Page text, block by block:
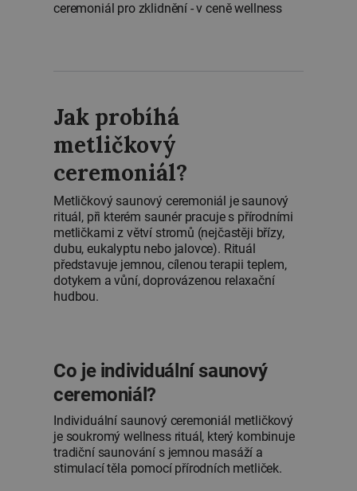
ceremoniál pro zklidnění - v ceně wellness
Jak probíhá
metličkový
ceremoniál?
Metličkový saunový ceremoniál je saunový
rituál, při kterém saunér pracuje s přírodními
metličkami z větví stromů (nejčastěji břízy,
dubu, eukalyptu nebo jalovce). Rituál
představuje jemnou, cílenou terapii teplem,
dotykem a vůní, doprovázenou relaxační
hudbou.
Co je individuální saunový
ceremoniál?
Individuální saunový ceremoniál metličkový
je soukromý wellness rituál, který kombinuje
tradiční saunování s jemnou masáží a
stimulací těla pomocí přírodních metliček.